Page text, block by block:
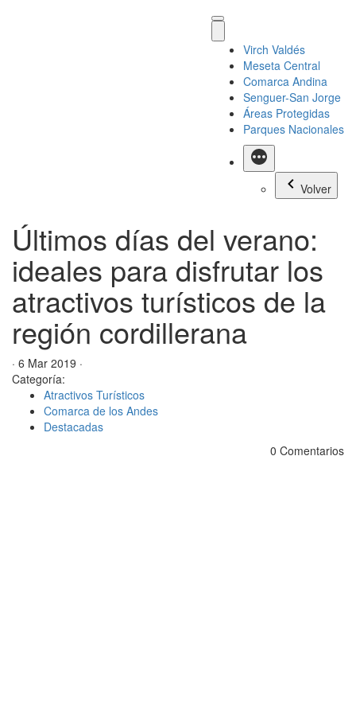
Virch Valdés
Meseta Central
Comarca Andina
Senguer-San Jorge
Áreas Protegidas
Parques Nacionales
Más
Volver
Últimos días del verano:
ideales para disfrutar los
atractivos turísticos de la
región cordillerana
· 6 Mar 2019 ·
Categoría:
Atractivos Turísticos
Comarca de los Andes
Destacadas
0 Comentarios